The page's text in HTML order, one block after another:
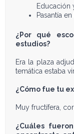
Educación
Pasantía
¿Por qué
estudios?
Era la plaza
temática estaba
¿Cómo fue tu
Muy fructífera,
¿Cuáles